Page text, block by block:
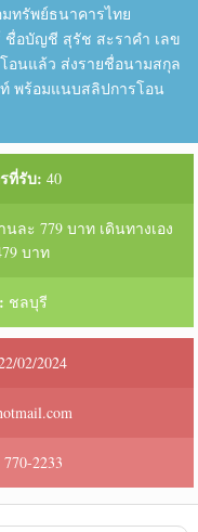
ทรัพย์ธนาคารไทย
อบัญชี สุรัช สะราคำ เลข
อนแล้ว ส่งรายชื่อนามสกุล
พร้อมแนบสลิปการโอน
ที่รับ: 40
ละ 779 บาท เดินทางเอง
บาท
ชลบุรี
02/2024
2233